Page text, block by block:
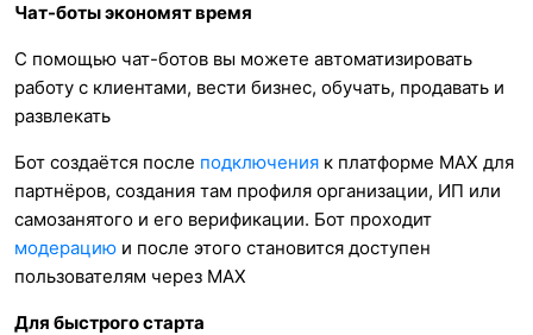
Чат-боты экономят время
С помощью чат-ботов вы можете автоматизировать
работу с клиентами, вести бизнес, обучать, продавать и
развлекать
Бот создаётся после подключения к платформе MAX для
партнёров, создания там профиля организации, ИП или
самозанятого и его верификации. Бот проходит
модерацию и после этого становится доступен
пользователям через MAX
Для быстрого старта